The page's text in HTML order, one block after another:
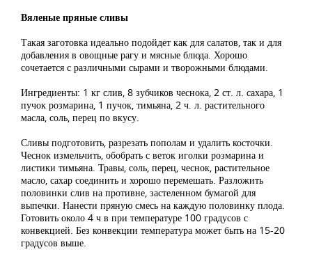
Вяленые пряные сливы
Такая заготовка идеально подойдет как для салатов, так и для
добавления в овощные рагу и мясные блюда. Хорошо
сочетается с различными сырами и творожными блюдами.
Ингредиенты: 1 кг слив, 8 зубчиков чеснока, 2 ст. л. сахара, 1
пучок розмарина, 1 пучок, тимьяна, 2 ч. л. растительного
масла, соль, перец по вкусу.
Сливы подготовить, разрезать пополам и удалить косточки.
Чеснок измельчить, обобрать с веток иголки розмарина и
листики тимьяна. Травы, соль, перец, чеснок, растительное
масло, сахар соединить и хорошо перемешать. Разложить
половинки слив на противне, застеленном бумагой для
выпечки. Нанести пряную смесь на каждую половинку плода.
Готовить около 4 ч в при температуре 100 градусов с
конвекцией. Без конвекции температура может быть на 15-20
градусов выше.